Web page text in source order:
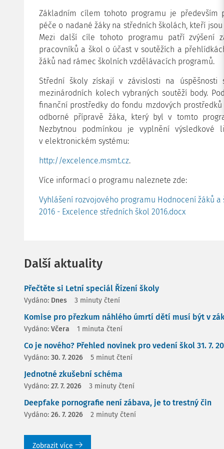
Základním cílem tohoto programu je především
péče o nadané žáky na středních školách, kteří
Mezi další cíle tohoto programu patří zvýšení
pracovníků a škol o účast v soutěžích a
žáků nad rámec školních vzdělávacích programů.
Střední školy získají v závislosti na úspěšnosti
mezinárodních kolech vybraných soutěží body.
finanční prostředky do fondu mzdových
odborné přípravě žáka, který byl v tomto
Nezbytnou podmínkou je vyplnění výsledkové
v elektronickém systému:
http://excelence.msmt.cz.
Více informací o programu naleznete zde:
Vyhlášení rozvojového programu Hodnocení žáků
2016 - Excelence středních škol 2016.docx
Další aktuality
Přečtěte si Letní speciál Řízení školy
Vydáno: Dnes 3 minuty čtení
Komise pro přezkum náhlého úmrtí dětí musí být v
Vydáno: Včera 1 minuta čtení
Co je nového? Přehled novinek pro vedení škol 31. 7.
Vydáno: 30. 7. 2026 5 minut čtení
Jednotné zkušební schéma
Vydáno: 27. 7. 2026 3 minuty čtení
Deepfake pornografie není zábava, je to trestný čin
Vydáno: 26. 7. 2026 2 minuty čtení
Zobrazit více